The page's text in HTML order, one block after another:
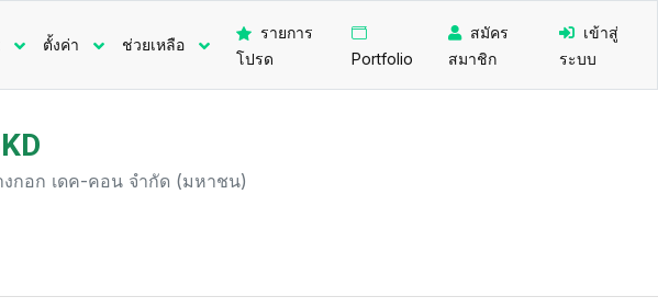
ตั้งค่า ช่วยเหลือ
รายการ
โปรด
Portfolio
สมัคร
สมาชิก
เข้าสู่
ระบบ
กอก เดค-คอน จำกัด (มหาชน)